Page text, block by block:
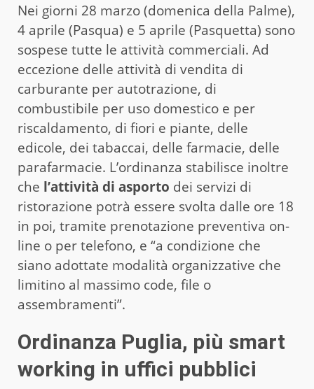
Nei giorni 28 marzo (domenica della Palme),
4 aprile (Pasqua) e 5 aprile (Pasquetta) sono
sospese tutte le attività commerciali. Ad
eccezione delle attività di vendita di
carburante per autotrazione, di
combustibile per uso domestico e per
riscaldamento, di fiori e piante, delle
edicole, dei tabaccai, delle farmacie, delle
parafarmacie. L’ordinanza stabilisce inoltre
che l’attività di asporto dei servizi di
ristorazione potrà essere svolta dalle ore 18
in poi, tramite prenotazione preventiva on-
line o per telefono, e “a condizione che
siano adottate modalità organizzative che
limitino al massimo code, file o
assembramenti”.
Ordinanza Puglia, più smart
working in uffici pubblici